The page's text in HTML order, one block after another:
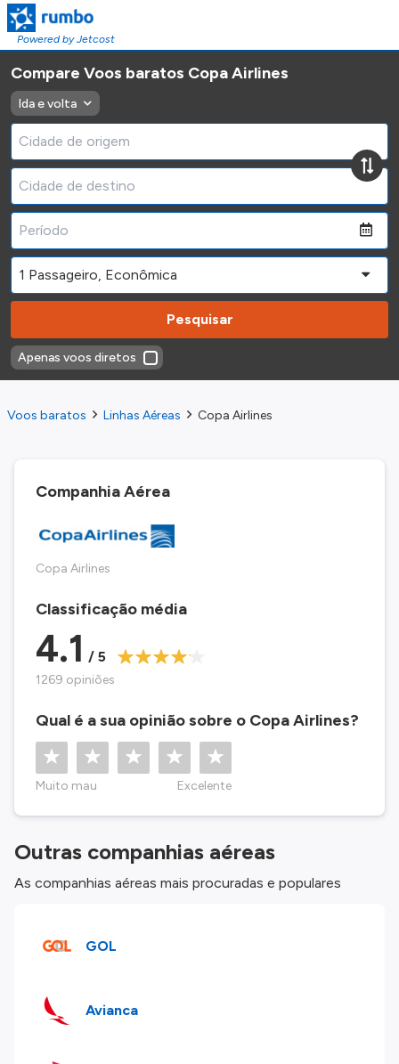
Powered by Jetcost
Compare Voos baratos Copa Airlines
Ida e volta
Pesquisar
Apenas voos diretos
Voos baratos Linhas Aéreas Copa Airlines
Companhia Aérea
Copa Airlines
Classificação média
4.1 / 5
1269 opiniões
Qual é a sua opinião sobre o Copa Airlines?
Muito mau Excelente
Outras companhias aéreas
As companhias aéreas mais procuradas e populares
GOL
Avianca